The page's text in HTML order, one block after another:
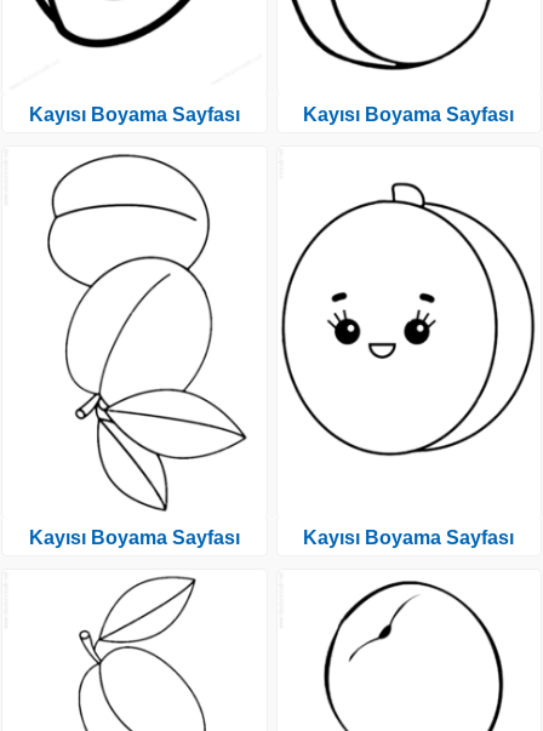
Kayısı Boyama Sayfası
Kayısı Boyama Sayfası
Kayısı Boyama Sayfası
Kayısı Boyama Sayfası